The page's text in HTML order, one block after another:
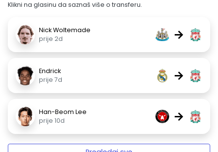
Klikni na glasinu da saznaš više o transferu.
Nick Woltemade
prije 2d
→
Endrick
prije 7d
→
Han-Beom Lee
prije 10d
→